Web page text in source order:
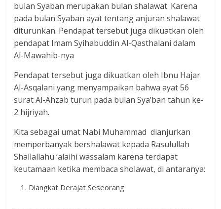
bulan Syaban merupakan bulan shalawat. Karena
pada bulan Syaban ayat tentang anjuran shalawat
diturunkan. Pendapat tersebut juga dikuatkan oleh
pendapat Imam Syihabuddin Al-Qasthalani dalam
Al-Mawahib-nya
Pendapat tersebut juga dikuatkan oleh Ibnu Hajar
Al-Asqalani yang menyampaikan bahwa ayat 56
surat Al-Ahzab turun pada bulan Sya’ban tahun ke-
2 hijriyah.
Kita sebagai umat Nabi Muhammad dianjurkan
memperbanyak bershalawat kepada Rasulullah
Shallallahu ‘alaihi wassalam karena terdapat
keutamaan ketika membaca sholawat, di antaranya:
Diangkat Derajat Seseorang